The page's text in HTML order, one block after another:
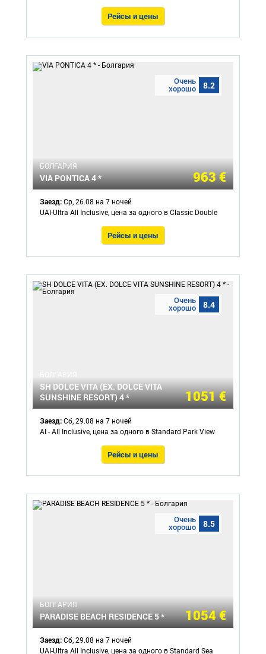
Рейсы и цены
Очень
хорошо 8.2
БОЛГАРИЯ
VIA PONTICA 4 * 963 €
Заезд: Ср, 26.08 на 7 ночей
UAI-Ultra All Inclusive, цена за одного в Classic Double
Рейсы и цены
Очень
хорошо 8.4
SH DOLCE VITA (EX. DOLCE VITA
SUNSHINE RESORT) 4 *
1051 €
Заезд: Сб, 29.08 на 7 ночей
AI - All Inclusive, цена за одного в Standard Park View
Рейсы и цены
Очень
хорошо 8.5
БОЛГАРИЯ
PARADISE BEACH RESIDENCE 5 * 1054 €
Заезд: Сб, 29.08 на 7 ночей
UAI-Ultra All Inclusive, цена за одного в Standard Sea